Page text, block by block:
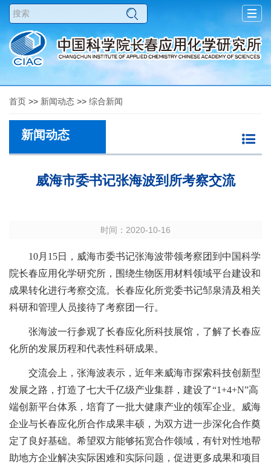
首页 >> 新闻动态 >> 综合新闻
新闻动态
威海市委书记张海波到所考察交流
时间：2020-10-16
10月15日，威海市委书记张海波带领考察团到中国科学
院长春应用化学研究所，围绕生物医用材料领域平台建设和
成果转化进行考察交流。长春应化所党委书记邹泉清及相关
科研和管理人员接待了考察团一行。
张海波一行参观了长春应化所科技展馆，了解了长春应
化所的发展历程和代表性科研成果。
交流会上，张海波表示，近年来威海市探索科技创新型
发展之路，打造了七大千亿级产业集群，建设了“1+4+N”高
端创新平台体系，培育了一批大健康产业的领军企业。威海
企业与长春应化所合作成果丰硕，为双方进一步深化合作奠
定了良好基础。希望双方能够拓宽合作领域，有针对性地帮
助地方企业解决实际困难和实际问题，促进更多成果和项目